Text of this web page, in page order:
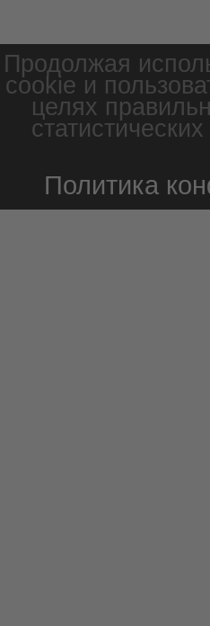
Продолжая
cookie и
целях
Политика